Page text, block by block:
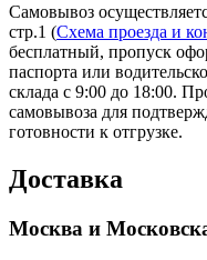
Самовывоз
стр.1 (Схема проезда и
бесплатный, пропуск
паспорта или
склада с 9:00 до 18:00.
самовывоза для
готовности к отгрузке.
Доставка
Москва и